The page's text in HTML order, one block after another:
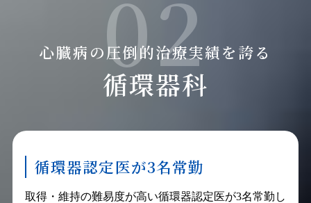
02
心臓病の圧倒的治療実績を誇る
循環器科
循環器認定医が3名常勤
取得・維持の難易度が高い循環器認定医が3名常勤し